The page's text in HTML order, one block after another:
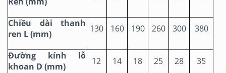
Chiều dài thanh
ren L (mm)
130 160 190 260 300 380
Đường kính lỗ
khoan D (mm)
12 14 18 25 28 35